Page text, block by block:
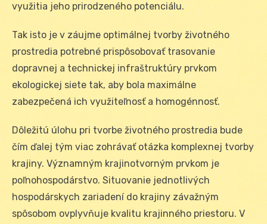
využitia jeho prirodzeného potenciálu.
Tak isto je v záujme optimálnej tvorby životného
prostredia potrebné prispôsobovať trasovanie
dopravnej a technickej infraštruktúry prvkom
ekologickej siete tak, aby bola maximálne
zabezpečená ich využiteľnosť a homogénnosť.
Dôležitú úlohu pri tvorbe životného prostredia bude
čím ďalej tým viac zohrávať otázka komplexnej tvorby
krajiny. Významným krajinotvorným prvkom je
poľnohospodárstvo. Situovanie jednotlivých
hospodárskych zariadení do krajiny závažným
spôsobom ovplyvňuje kvalitu krajinného priestoru. V